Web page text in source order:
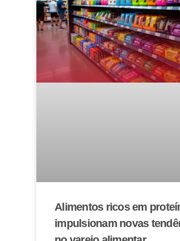
Alimentos ricos em
impulsionam novas